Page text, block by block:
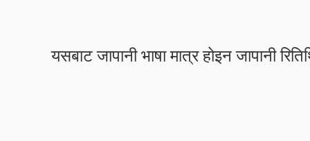
यसबाट जापानी भाषा मात्र होइन जापानी